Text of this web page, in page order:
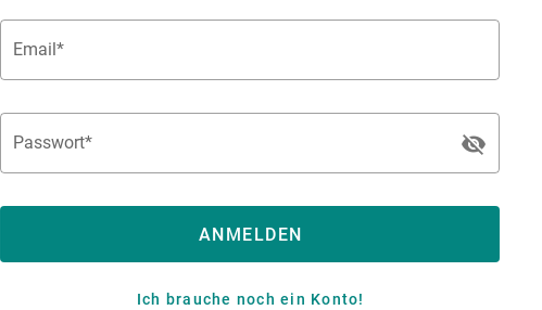
Email*
Passwort*
ANMELDEN
Ich brauche noch ein Konto!